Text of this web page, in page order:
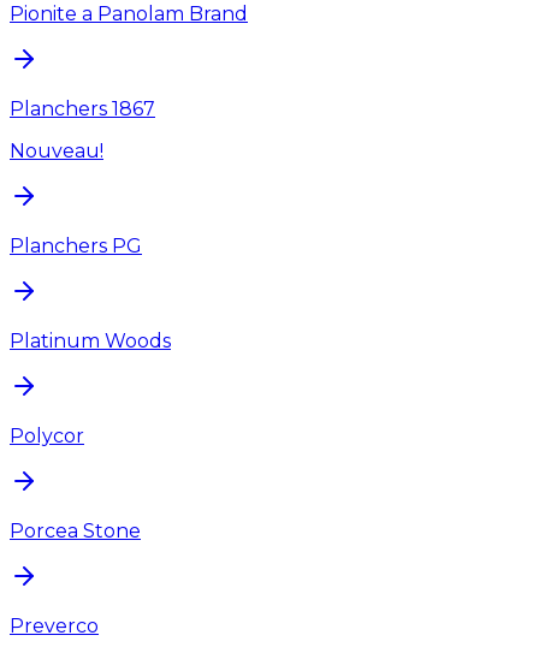
Pionite a Panolam Brand
Planchers 1867
Nouveau!
Planchers PG
Platinum Woods
Polycor
Porcea Stone
Preverco